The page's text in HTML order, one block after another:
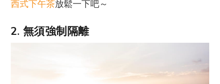
西式下午茶放鬆一下吧～
2. 無須強制隔離